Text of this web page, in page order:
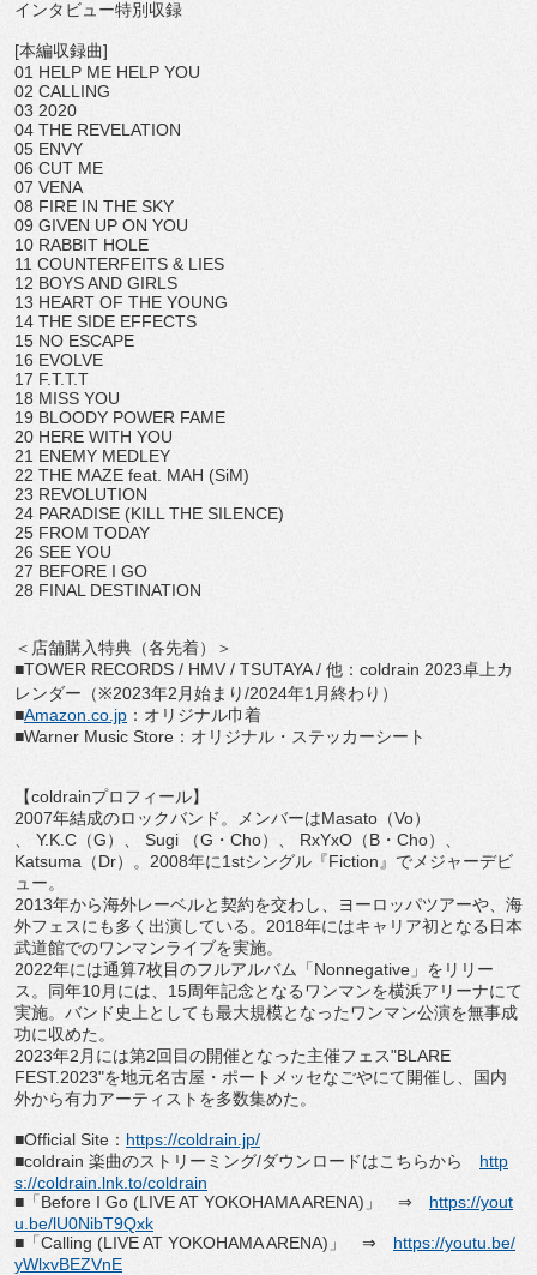
インタビュー特別収録
[本編収録曲]
01 HELP ME HELP YOU
02 CALLING
03 2020
04 THE REVELATION
05 ENVY
06 CUT ME
07 VENA
08 FIRE IN THE SKY
09 GIVEN UP ON YOU
10 RABBIT HOLE
11 COUNTERFEITS & LIES
12 BOYS AND GIRLS
13 HEART OF THE YOUNG
14 THE SIDE EFFECTS
15 NO ESCAPE
16 EVOLVE
17 F.T.T.T
18 MISS YOU
19 BLOODY POWER FAME
20 HERE WITH YOU
21 ENEMY MEDLEY
22 THE MAZE feat. MAH (SiM)
23 REVOLUTION
24 PARADISE (KILL THE SILENCE)
25 FROM TODAY
26 SEE YOU
27 BEFORE I GO
28 FINAL DESTINATION
＜店舗購入特典（各先着）＞
■TOWER RECORDS / HMV / TSUTAYA / 他： coldrain 2023卓上カ
レンダー（※2023年2 月始まり/2024年1 月終わり）
■Amazon.co.jp ：オリジナル巾着
■Warner Music Store ：オリジナル・ステッカーシート
【coldrainプロフィール】
2007年結成のロックバンド。メンバーはMasato （Vo）
Y.K.C （G）、 Sugi （G ・ Cho）、 RxYxO （B ・ Cho）、
Katsuma （Dr）。 2008年に1stシングル『Fiction 』でメジャーデビ
ュー。
2013年から海外レーベルと契約を交わし、
ヨーロッパツアーや、海
外フェスにも多く出演している。 2018年にはキャリア初となる日本
武道館でのワンマンライブを実施。
2022年には通算7枚目のフルアルバム「Nonnegative 」をリリー
ス。同年10月には、 15周年記念となるワンマンを横浜アリーナにて
実施。 バンド史上としても最大規模となったワンマン公演を無事成
功に収めた。
2023年2 月には第2回目の開催となった主催フェス"BLARE
FEST.2023"を地元名古屋・ ポートメッセなごやにて開催し、
国内
外から有力アーティストを多数集めた。
■Official Site ： https://coldrain.jp/
■coldrain 楽曲のストリーミング/ダウンロードはこちらから http
s://coldrain.lnk.to/coldrain
■「Before I Go (LIVE AT YOKOHAMA ARENA) 」 ⇒
https://yout
u.be/lU0NibT9Qxk
■「Calling (LIVE AT YOKOHAMA ARENA) 」 ⇒
https://youtu.be/
yWlxvBEZVnE